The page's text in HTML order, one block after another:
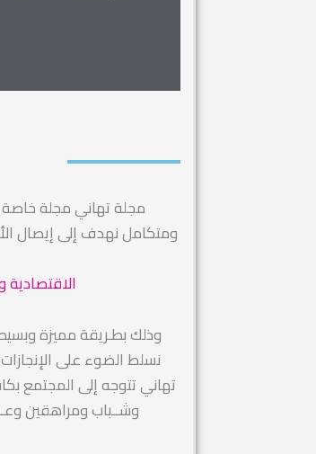
مجلة تهاني مجلة
ومتكامل نهدف إلى إيصال
الاقتصادية
وذلك بطـريقة مميزة
نسلط الضوء على
تهاني تتوجه إلى المجتمع
وشــباب ومراهقين